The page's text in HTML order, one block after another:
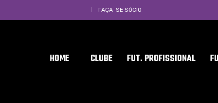
FAÇA-SE SÓCIO
HOME CLUBE FUT. PROFISSIONAL